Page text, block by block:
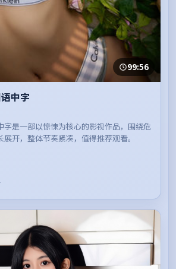
99:56
中字
是一部以惊悚为核心的影视作品，围绕危
开，整体节奏紧凑，值得推荐观看。